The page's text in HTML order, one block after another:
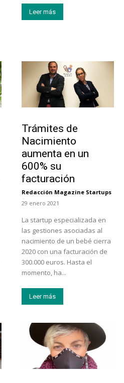
Leer más
Trámites de
Nacimiento
aumenta en un
600% su
facturación
Redacción Magazine Startups
-
29 enero 2021
La startup especializada en
las gestiones asociadas al
nacimiento de un bebé cierra
2020 con una facturación de
300.000 euros. Hasta el
momento, ha...
Leer más